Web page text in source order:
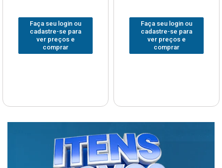
Faça seu login ou
cadastre-se para
ver preços e
comprar
Faça seu login ou
cadastre-se para
ver preços e
comprar